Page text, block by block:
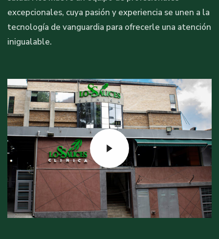
excepcionales, cuya pasión y experiencia se unen a la
tecnología de vanguardia para ofrecerle una atención
inigualable.